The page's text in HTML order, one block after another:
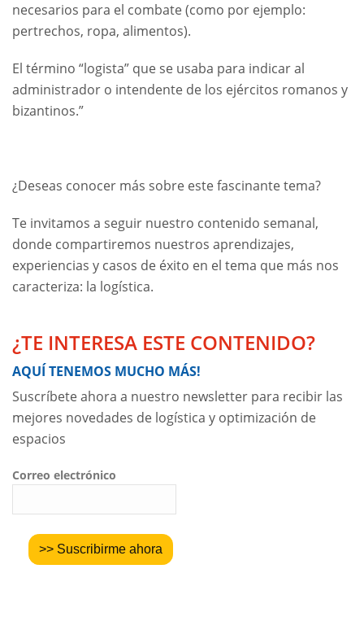
necesarios para el combate (como por ejemplo:
pertrechos, ropa, alimentos).
El término “logista” que se usaba para indicar al
administrador o intendente de los ejércitos romanos y
bizantinos.”
¿Deseas conocer más sobre este fascinante tema?
Te invitamos a seguir nuestro contenido semanal,
donde compartiremos nuestros aprendizajes,
experiencias y casos de éxito en el tema que más nos
caracteriza: la logística.
¿TE INTERESA ESTE CONTENIDO?
AQUÍ TENEMOS MUCHO MÁS!
Suscríbete ahora a nuestro newsletter para recibir las
mejores novedades de logística y optimización de
espacios
Correo electrónico